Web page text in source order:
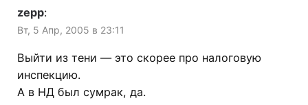
zepp:
Вт, 5 Апр, 2005 в 23:11
Выйти из тени — это скорее про налоговую
инспекцию.
А в НД был сумрак, да.